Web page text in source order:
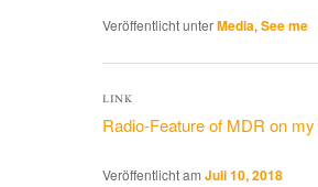
Veröffentlicht unterMedia, See me
LINK
Radio-Feature of MDR on
Veröffentlicht am Juli 10, 2018